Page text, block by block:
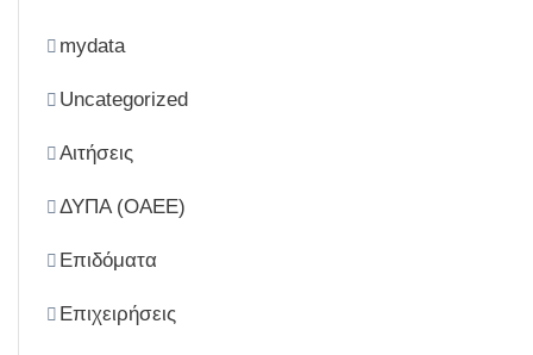
mydata
Uncategorized
Αιτήσεις
ΔΥΠΑ (ΟΑΕΕ)
Επιδόματα
Επιχειρήσεις